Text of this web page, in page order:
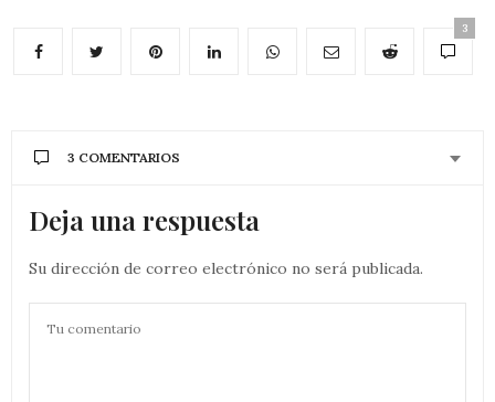
3
3 COMENTARIOS
Deja una respuesta
Su dirección de correo electrónico no será publicada.